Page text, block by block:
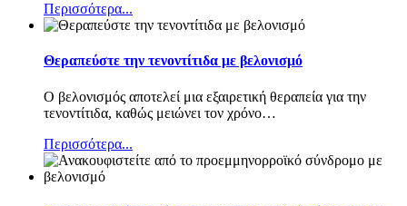
Περισσότερα...
Θεραπεύστε την τενοντίτιδα με βελονισμό
Ο βελονισμός αποτελεί μια εξαιρετική θεραπεία για την
τενοντίτιδα, καθώς μειώνει τον χρόνο…
Περισσότερα...